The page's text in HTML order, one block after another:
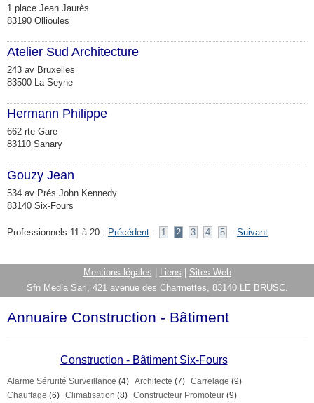
1 place Jean Jaurès
83190 Ollioules
Atelier Sud Architecture
243 av Bruxelles
83500 La Seyne
Hermann Philippe
662 rte Gare
83110 Sanary
Gouzy Jean
534 av Prés John Kennedy
83140 Six-Fours
Professionnels 11 à 20 : Précédent - 1 2 3 4 5 - Suivant
Mentions légales Liens
Sites Web
Sfn Media Sarl, 421 avenue des Charmettes, 83140 LE BRUSC.
Annuaire Construction - Bâtiment
Construction - Bâtiment Six-Fours
Alarme Sérurité Surveillance (4) Architecte (7) Carrelage (9)
Chauffage (6) Climatisation (8) Constructeur Promoteur (9)